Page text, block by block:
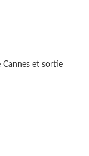
et sortie